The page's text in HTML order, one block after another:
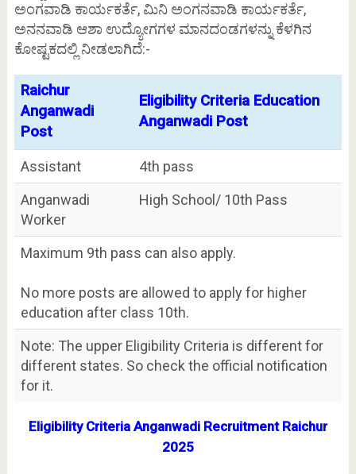
ಅಂಗವಾಡಿ ಕಾರ್ಯಕರ್ತೆ, ಮಿನಿ ಅಂಗನವಾಡಿ ಕಾರ್ಯಕರ್ತೆ,
ಅನನವಾಡಿ ಆಶಾ ಉದ್ಯೋಗಗಳ ಮಾನದಂಡಗಳನ್ನು ಕೆಳಗಿನ
ಕೋಷ್ಟಕದಲ್ಲಿ ನೀಡಲಾಗಿದೆ:-
Raichur
Anganwadi
Post
Eligibility Criteria Education
Anganwadi Post
Assistant
4th pass
Anganwadi
Worker
High School/ 10th Pass
Maximum 9th pass can also apply.
No more posts are allowed to apply for higher
education after class 10th.
Note: The upper Eligibility Criteria is different for
different states. So check the official notification
for it.
Eligibility Criteria Anganwadi Recruitment Raichur
2025